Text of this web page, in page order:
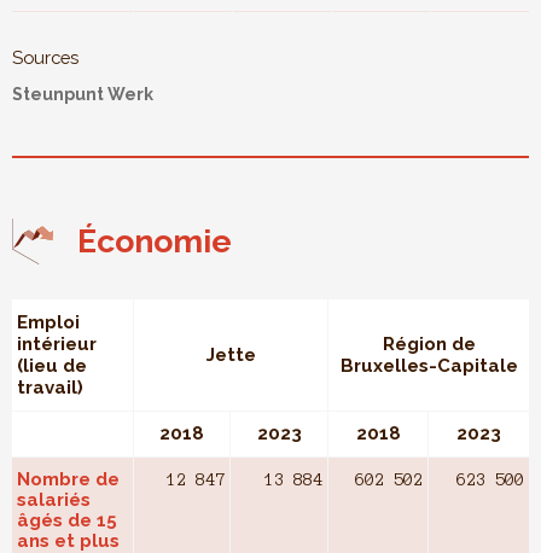
Sources
Steunpunt Werk
Économie
Emploi
intérieur
(lieu de
travail)
Jette
Région de
Bruxelles-Capitale
2018 2023 2018 2023
Nombre de
salariés
âgés de 15
ans et plus
12 847 13 884 602 502 623 500